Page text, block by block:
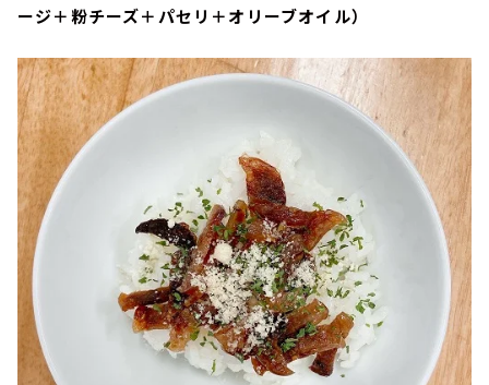
ージ＋粉チーズ＋パセリ＋オリーブオイル）